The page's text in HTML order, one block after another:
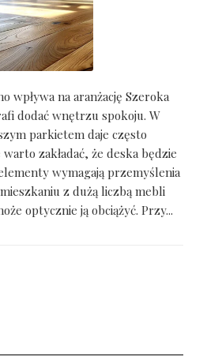
wpływa na aranżację Szeroka
dodać wnętrzu spokoju. W
parkietem daje często
zakładać, że deska będzie
wymagają przemyślenia
z dużą liczbą mebli
optycznie ją obciążyć. Przy...